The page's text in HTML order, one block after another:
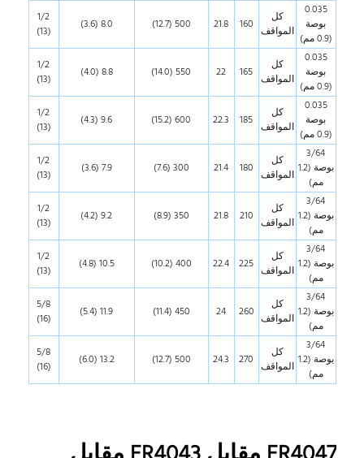
0.035
بوصة
(0.9 مم)
كل
المواقف 160
21.8
500 (12.7)
8.0 (3.6)
1/2
(13)
0.035
بوصة
(0.9 مم)
كل
المواقف 165
22
550 (14.0)
8.8 (4.0)
1/2
(13)
0.035
بوصة
(0.9 مم)
كل
المواقف 185
22.3
600 (15.2)
9.6 (4.3)
1/2
(13)
3/64
بوصة (1.2
مم)
كل
المواقف 180
21.4
300 (7.6)
7.9 (3.6)
1/2
(13)
3/64
بوصة (1.2
مم)
كل
المواقف 210
21.8
350 (8.9)
9.2 (4.2)
1/2
(13)
3/64
بوصة (1.2
مم)
كل
المواقف 225
22.4
400 (10.2)
10.5 (4.8)
1/2
(13)
3/64
بوصة (1.2
مم)
كل
المواقف 260
24
450 (11.4)
11.9 (5.4)
5/8
(16)
3/64
بوصة (1.2
مم)
كل
المواقف 270
24.3
500 (12.7)
13.2 (6.0)
5/8
(16)